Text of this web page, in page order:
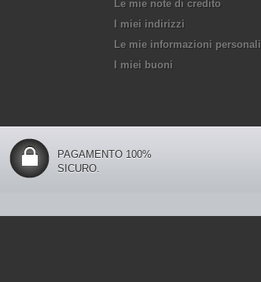
Le mie note di credito
I miei indirizzi
Le mie informazioni personali
I miei buoni
PAGAMENTO 100%
SICURO.